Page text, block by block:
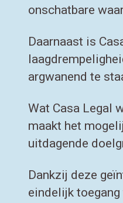
onschatbare
Daarnaast is
argwanend te
Wat Casa Legal
maakt het
uitdagende
Dankzij deze
eindelijk